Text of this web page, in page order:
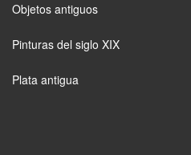
Objetos antiguos
Pinturas del siglo XIX
Plata antigua